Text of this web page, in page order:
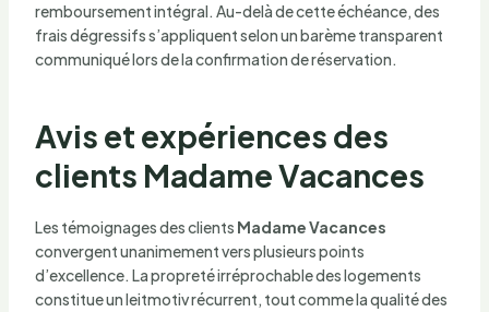
remboursement intégral. Au-delà de cette échéance, des
frais dégressifs s’appliquent selon un barème transparent
communiqué lors de la confirmation de réservation.
Avis et expériences des
clients Madame Vacances
Les témoignages des clients Madame Vacances
convergent unanimement vers plusieurs points
d’excellence. La propreté irréprochable des logements
constitue un leitmotiv récurrent, tout comme la qualité des